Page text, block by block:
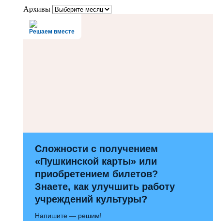
Архивы
Решаем вместе
Сложности с получением
«Пушкинской карты» или
приобретением билетов?
Знаете, как улучшить работу
учреждений культуры?
Напишите — решим!